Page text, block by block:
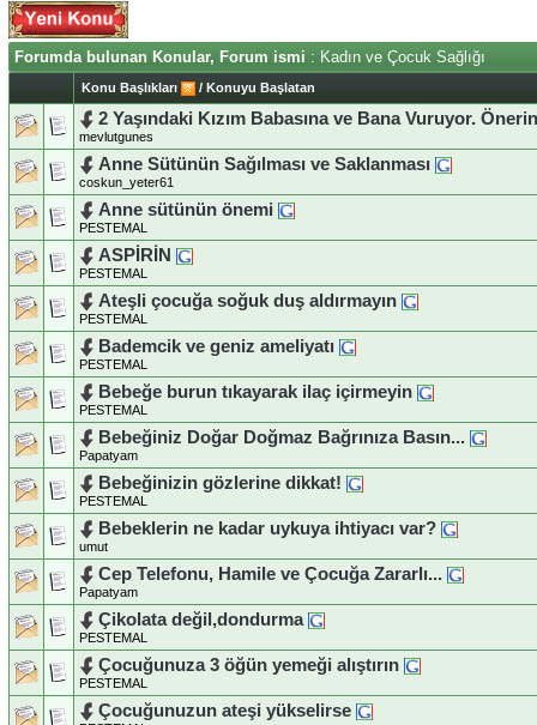
Forumda bulunan Konular, Forum ismi : Kadın ve Çocuk Sağlığı
Konu Başlıkları / Konuyu Başlatan
2 Yaşındaki Kızım Babasına ve Bana Vuruyor.
mevlutgunes
Anne Sütünün Sağılması ve Saklanması
coskun_yeter61
Anne sütünün önemi
PESTEMAL
ASPİRİN
PESTEMAL
Ateşli çocuğa soğuk duş aldırmayın
PESTEMAL
Bademcik ve geniz ameliyatı
PESTEMAL
Bebeğe burun tıkayarak ilaç içirmeyin
PESTEMAL
Bebeğiniz Doğar Doğmaz Bağrınıza Basın...
Papatyam
Bebeğinizin gözlerine dikkat!
PESTEMAL
Bebeklerin ne kadar uykuya ihtiyacı var?
umut
Cep Telefonu, Hamile ve Çocuğa Zararlı...
Papatyam
Çikolata değil,dondurma
PESTEMAL
Çocuğunuza 3 öğün yemeği alıştırın
PESTEMAL
Çocuğunuzun ateşi yükselirse